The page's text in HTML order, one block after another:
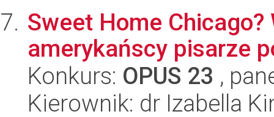
Sweet Home
amerykańscy pisarze
Konkurs: OPUS 23 ,
Kierownik: dr Izabella